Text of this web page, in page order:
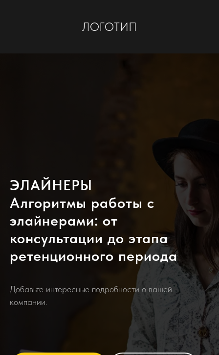
ЛОГОТИП
ЭЛАЙНЕРЫ
Алгоритмы работы с
элайнерами: от
консультации до этапа
ретенционного периода
Добавьте интересные подробности о вашей
компании.